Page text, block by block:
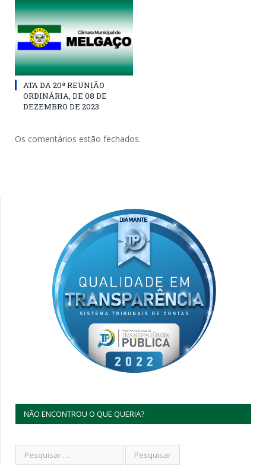
ATA DA 20ª REUNIÃO
ORDINÁRIA, DE 08 DE
DEZEMBRO DE 2023
Os comentários estão fechados.
NÃO ENCONTROU O QUE QUERIA?